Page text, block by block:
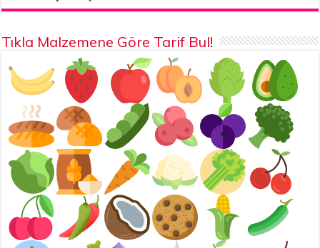
Tıkla Malzemene Göre Tarif Bul!